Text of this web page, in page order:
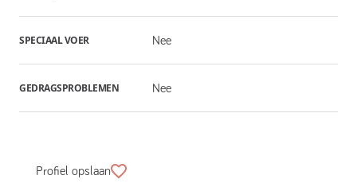
SPECIAAL VOER Nee
GEDRAGSPROBLEMEN Nee
Profiel opslaan